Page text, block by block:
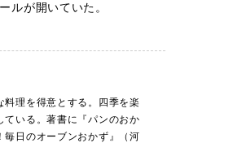
ルが開いていた。
料理を得意とする。四季を楽
ている。著書に『パンのおか
毎日のオーブンおかず』（河